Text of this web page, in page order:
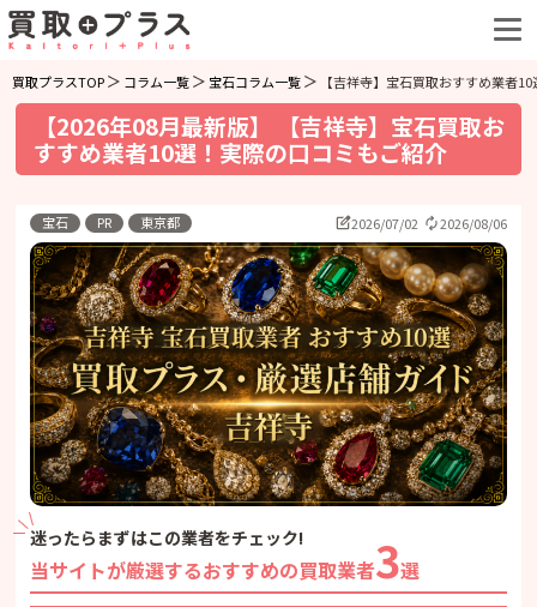
買取プラスTOP コラム一覧 宝石コラム一覧 【吉祥寺】宝石買取おすすめ業者
【2026年08月最新版】 【吉祥寺】宝石買取お
すすめ業者10選！実際の口コミもご紹介
2026/07/02 2026/08/06
宝石 PR 東京都
迷ったらまずはこの業者をチェック!
当サイトが厳選するおすすめの買取業者3選